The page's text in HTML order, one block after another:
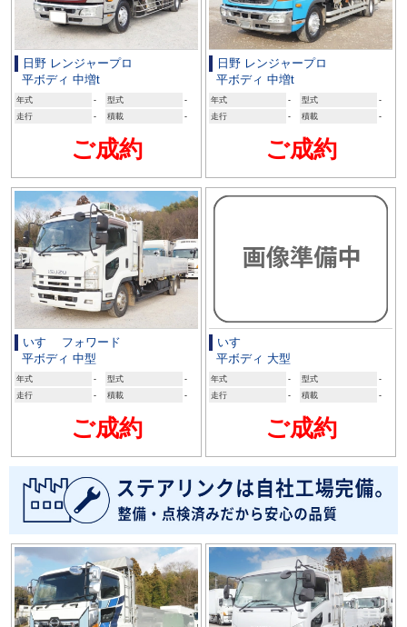
日野 レンジャープロ
平ボディ 中増t
年式 - 型式
-
走行
- 積載 -
ご成約
日野 レンジャープロ
平ボディ 中増t
年式 - 型式
-
走行
- 積載 -
ご成約
いすゞ フォワード
平ボディ 中型
年式 - 型式
-
走行
- 積載 -
ご成約
いすゞ
平ボディ 大型
年式 - 型式
-
走行
- 積載 -
ご成約